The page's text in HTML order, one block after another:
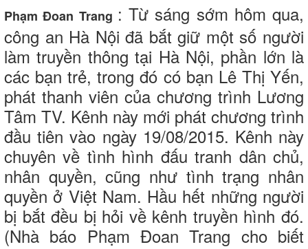
Phạm Đoan Trang : Từ sáng sớm hôm qua,
công an Hà Nội đã bắt giữ một số người
làm truyền thông tại Hà Nội, phần lớn là
các bạn trẻ, trong đó có bạn Lê Thị Yến,
phát thanh viên của chương trình Lương
Tâm TV. Kênh này mới phát chương trình
đầu tiên vào ngày 19/08/2015. Kênh này
chuyên về tình hình đấu tranh dân chủ,
nhân quyền, cũng như tình trạng nhân
quyền ở Việt Nam. Hầu hết những người
bị bắt đều bị hỏi về kênh truyền hình đó.
(Nhà báo Phạm Đoan Trang cho biết